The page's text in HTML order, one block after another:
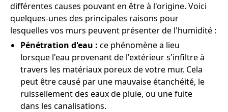
différentes causes pouvant en être à l'origine. Voici
quelques-unes des principales raisons pour
lesquelles vos murs peuvent présenter de l'humidité :
Pénétration d'eau : ce phénomène a lieu
lorsque l'eau provenant de l'extérieur s'infiltre à
travers les matériaux poreux de votre mur. Cela
peut être causé par une mauvaise étanchéité, le
ruissellement des eaux de pluie, ou une fuite
dans les canalisations.